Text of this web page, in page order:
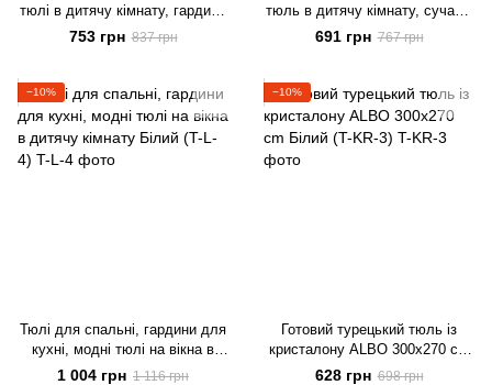
тюлі в дитячу кімнату, гардини
для залу Білий з срібною
ниткою (T-L-S-3)
753 грн 837 грн
тюль в дитячу кімнату, сучасні
гардини, гардини для залу
Білий (T-F-3)
691 грн 767 грн
−10%
Тюлі для спальні, гардини для
кухні, модні тюлі на вікна в
дитячу кімнату Білий (T-L-4)
1 004 грн 1 116 грн
−10%
Готовий турецький тюль із
кристалону ALBO 300x270 cm
Білий (T-KR-3)
628 грн 698 грн